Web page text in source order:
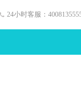
24小时客服：